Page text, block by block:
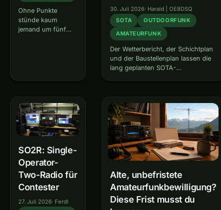
Ohne Punkte
stünde kaum
jemand um fünf
Für den anderen
bin ich gerade kein
Mensch, sondern
ein Datenfeld.
30. Juli 2026· Harald | OE8DSQ
SOTA
OUTDOORFUNK
AMATEURFUNK
Der Wetterbericht, der Schichtplan
und der Baustellenplan lassen die
lang geplanten SOTA-
endlich wahr werden. Ich kenne
die Gipfeltouren ja, hatte aber vor
20 Jahren noch nicht mit SOTA
begonnen. Haunoldköpfl…
SO2R: Single-
Operator-
Two-Radio für
Contester
27. Juli 2026· Ferdl
Alte, unbefristete
Amateurfunkbewilligung?
Diese Frist musst du